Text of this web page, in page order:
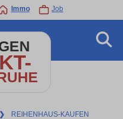
Immo Job
❯ REIHENHAUS-KAUFEN